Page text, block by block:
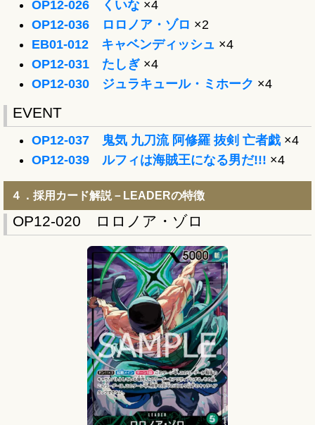
OP12-026 くいな ×4
OP12-036 ロロノア・ゾロ ×2
EB01-012 キャベンディッシュ ×4
OP12-031 たしぎ ×4
OP12-030 ジュラキュール・ミホーク ×4
EVENT
OP12-037 鬼気 九刀流 阿修羅 抜剣 亡者戯×4
OP12-039 ルフィは海賊王になる男だ!!! ×4
４．採用カード解説－LEADERの特徴
OP12-020 ロロノア・ゾロ